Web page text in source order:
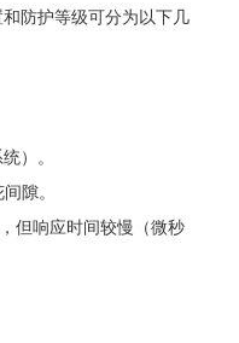
防护等级可分为以下几
）。
隙。
但响应时间较慢（微秒